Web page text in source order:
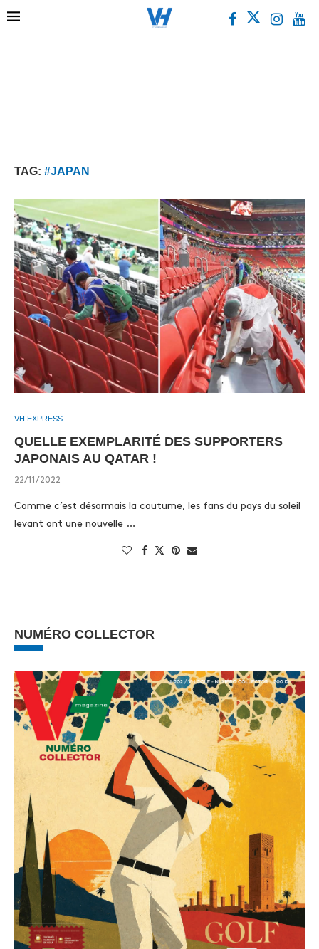
TAG: #JAPAN
VH EXPRESS
QUELLE EXEMPLARITÉ DES SUPPORTERS
JAPONAIS AU QATAR !
22/11/2022
Comme c’est désormais la coutume, les fans du pays du soleil
levant ont une nouvelle …
NUMÉRO COLLECTOR